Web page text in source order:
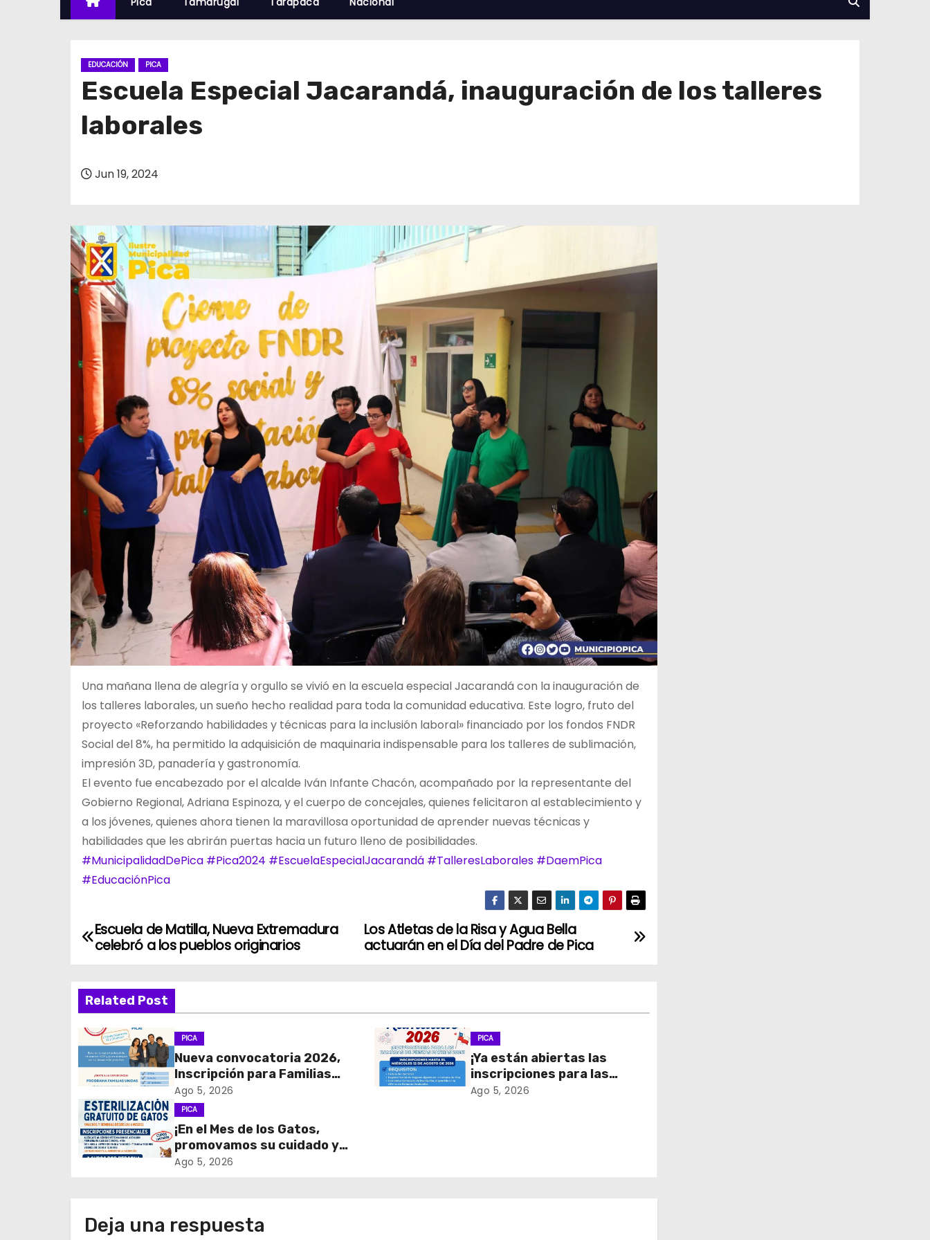
EDUCACIÓN PICA
Escuela Especial Jacarandá, inauguración de los talleres
laborales
Jun 19, 2024
Una mañana llena de alegría y orgullo se vivió en la escuela especial Jacarandá con la inauguración de
los talleres laborales, un sueño hecho realidad para toda la comunidad educativa. Este logro, fruto del
proyecto «Reforzando habilidades y técnicas para la inclusión laboral» financiado por los fondos FNDR
Social del 8%, ha permitido la adquisición de maquinaria indispensable para los talleres de sublimación,
impresión 3D, panadería y gastronomía.
El evento fue encabezado por el alcalde Iván Infante Chacón, acompañado por la representante del
Gobierno Regional, Adriana Espinoza, y el cuerpo de concejales, quienes felicitaron al establecimiento y
a los jóvenes, quienes ahora tienen la maravillosa oportunidad de aprender nuevas técnicas y
habilidades que les abrirán puertas hacia un futuro lleno de posibilidades.
#MunicipalidadDePica #Pica2024 #EscuelaEspecialJacarandá #TalleresLaborales #DaemPica
#EducaciónPica
N
v
e
g
a
c
i
d
Los Atletas de la Risa y Agua Bella
actuarán en el Día del Padre de Pica
Escuela de Matilla, Nueva Extremadura
celebró a los pueblos originarios
Related Post
PICA
Nueva convocatoria 2026,
Inscripción para Familias
Unidas
Ago 5, 2026
PICA
¡Ya están abiertas las
inscripciones para las
Ramadas de Fiestas
Ago 5, 2026
PICA
¡En el Mes de los Gatos,
promovamos su cuidado y
tenencia responsable!
Ago 5, 2026
Deja una respuesta